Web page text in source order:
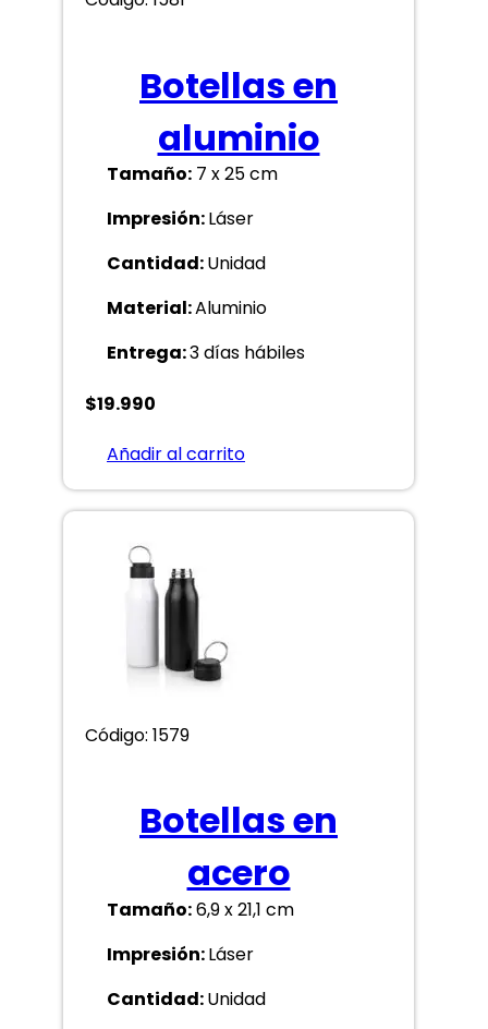
Botellas en
aluminio
Tamaño: 7 x 25 cm
Impresión:Láser
Cantidad:Unidad
Material:Aluminio
Entrega:3 días hábiles
$19.990
Añadir al carrito
Código: 1579
Botellas en
acero
Tamaño:6,9 x 21,1 cm
Impresión:Láser
Cantidad:Unidad